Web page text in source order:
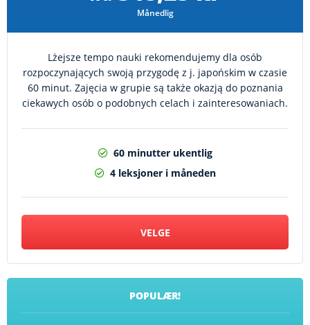
Månedlig
Lżejsze tempo nauki rekomendujemy dla osób
rozpoczynających swoją przygodę z j. japońskim w czasie
60 minut. Zajęcia w grupie są także okazją do poznania
ciekawych osób o podobnych celach i zainteresowaniach.
60 minutter ukentlig
4 leksjoner i måneden
VELGE
POPULÆR!